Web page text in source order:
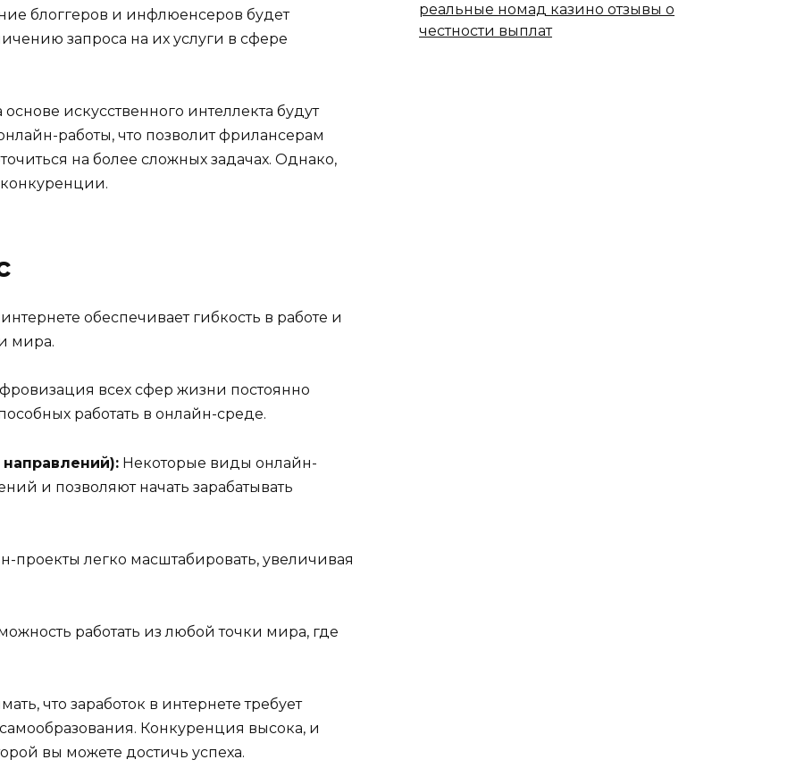
блоггеров и инфлюенсеров будет
запроса на их услуги в сфере
искусственного интеллекта будут
работы, что позволит фрилансерам
на более сложных задачах. Однако,
обеспечивает гибкость в работе и
мира.
всех сфер жизни постоянно
работать в онлайн-среде.
Некоторые виды онлайн-
и позволяют начать зарабатывать
проекты легко масштабировать, увеличивая
работать из любой точки мира, где
что заработок в интернете требует
Конкуренция высока, и
вы можете достичь успеха.
реальные номад казино отзывы о
честности выплат